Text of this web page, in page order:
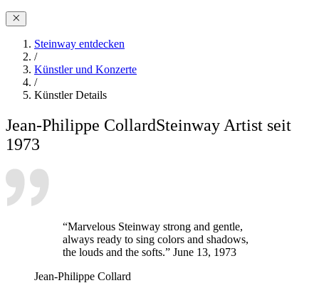
Steinway entdecken
/
Künstler und Konzerte
/
Künstler Details
Jean-Philippe CollardSteinway Artist seit
1973
“Marvelous Steinway strong and gentle,
always ready to sing colors and shadows,
the louds and the softs.” June 13, 1973
Jean-Philippe Collard